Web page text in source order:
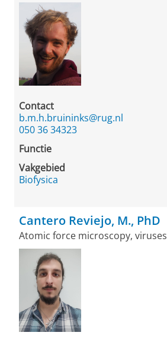
Contact
b.m.h.bruininks@rug.nl
050 36 34323
Functie
Vakgebied
Biofysica
Cantero Reviejo, M., PhD
Atomic force microscopy, viruses